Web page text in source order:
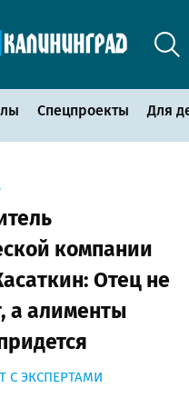
Спецпроекты Для
компании
Отец не
а алименты
С ЭКСПЕРТАМИ